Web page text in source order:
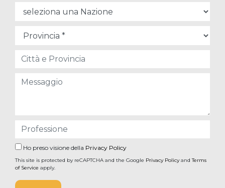
Ho preso visione della Privacy Policy
This site is protected by reCAPTCHA and the Google Privacy PolicyandTerms
of Service apply.